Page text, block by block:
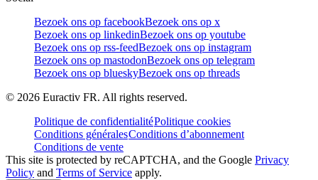
Bezoek ons op facebookBezoek ons op x
Bezoek ons op linkedinBezoek ons op youtube
Bezoek ons op rss-feedBezoek ons op instagram
Bezoek ons op mastodonBezoek ons op telegram
Bezoek ons op blueskyBezoek ons op threads
© 2026 Euractiv FR. All rights reserved.
Politique de confidentialitéPolitique cookies
Conditions généralesConditions d’abonnement
Conditions de vente
This site is protected by reCAPTCHA, and the Google Privacy
Policy and Terms of Service apply.